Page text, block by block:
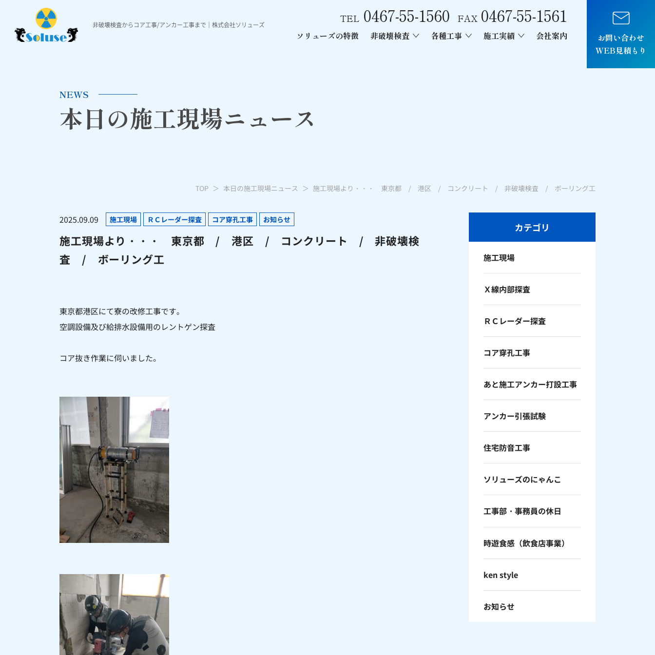
非破壊検査からコア工事/アンカー工事まで｜株式会社ソリューズ
TEL 0467-55-1560 FAX 0467-55-1561
ソリューズの特徴 非破壊検査 各種工事 施工実績 会社案内
お問い合わせ
WEB見積もり
NEWS
本日の施工現場ニュース
TOP 本日の施工現場ニュース 施工現場より・・・ 東京都 / 港区 / コンクリート / 非破壊検査 / ボーリング工
カテゴリ
施工現場
Ｘ線内部探査
ＲＣレーダー探査
コア穿孔工事
あと施工アンカー打設工事
アンカー引張試験
住宅防音工事
ソリューズのにゃんこ
工事部・事務員の休日
時遊食感（飲食店事業）
ken style
お知らせ
2025.09.09 施工現場 ＲＣレーダー探査 コア穿孔工事 お知らせ
施工現場より・・・ 東京都 / 港区 / コンクリート / 非破壊検
査 / ボーリング工
東京都港区にて寮の改修工事です。
空調設備及び給排水設備用のレントゲン探査
コア抜き作業に伺いました。